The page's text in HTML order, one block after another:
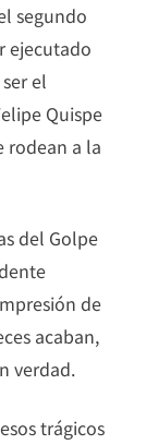
segundo
ejecutado
el
Quispe
rodean a la
del Golpe
de
acaban,
verdad.
trágicos